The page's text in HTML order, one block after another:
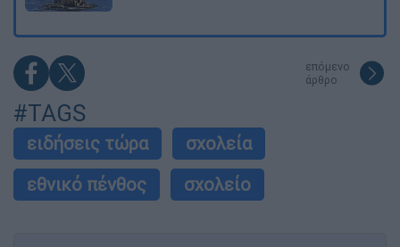
επόμενο
άρθρο
#TAGS
ειδήσεις τώρα
σχολεία
εθνικό πένθος
σχολείο